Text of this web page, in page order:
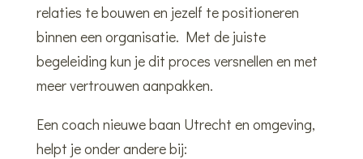
relaties te bouwen en jezelf te positioneren
binnen een organisatie. Met de juiste
begeleiding kun je dit proces versnellen en met
meer vertrouwen aanpakken.
Een coach nieuwe baan Utrecht en omgeving,
helpt je onder andere bij: